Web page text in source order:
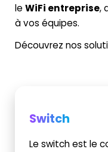
le WiFi entreprise,
à vos équipes.
Découvrez nos
Switch
Le switch est le